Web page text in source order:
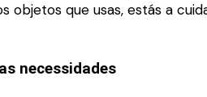
objetos que usas, estás a
necessidades